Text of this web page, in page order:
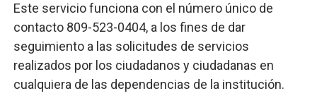
Este servicio funciona con el número único de
contacto 809-523-0404, a los fines de dar
seguimiento a las solicitudes de servicios
realizados por los ciudadanos y ciudadanas en
cualquiera de las dependencias de la institución.